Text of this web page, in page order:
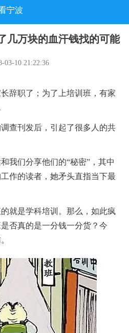
宁波
几万块的血汗钱找的可能
03-10 21:22:36
职了；为了上培训班，有家
刊发后，引起了很多人的共
们分享他们的“秘密”，其中
作的读者，她矛头直指当下最
是学科培训。那么，如此疯
否真的是一分钱一分货？今